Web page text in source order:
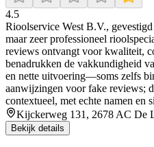
4.5
Rioolservice West B.V.,
maar zeer professioneel
reviews ontvangt voor kwaliteit,
benadrukken de vakkundigheid
en nette uitvoering—soms zelfs
aanwijzingen voor fake reviews;
contextueel, met echte namen en
Kijckerweg 131, 2678 AC De
Bekijk details